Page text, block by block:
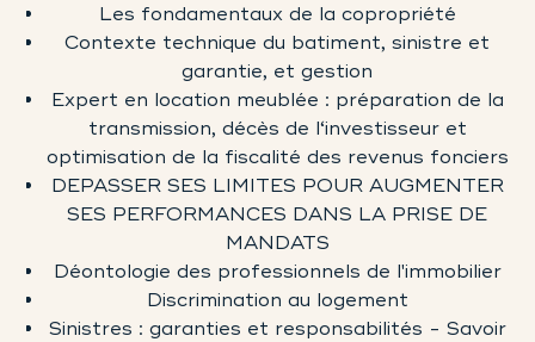
Les fondamentaux de la copropriété
Contexte technique du batiment, sinistre et
garantie, et gestion
Expert en location meublée : préparation de la
transmission, décès de l‘investisseur et
optimisation de la fiscalité des revenus fonciers
DEPASSER SES LIMITES POUR AUGMENTER
SES PERFORMANCES DANS LA PRISE DE
MANDATS
Déontologie des professionnels de l'immobilier
Discrimination au logement
Sinistres : garanties et responsabilités - Savoir